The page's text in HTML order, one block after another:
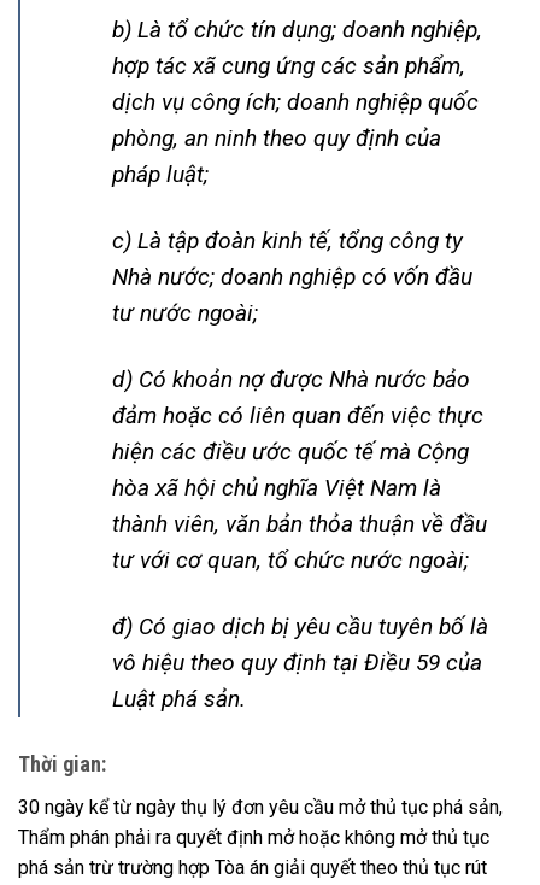
b) Là tổ chức tín dụng; doanh nghiệp,
hợp tác xã cung ứng các sản phẩm,
dịch vụ công ích; doanh nghiệp quốc
phòng, an ninh theo quy định của
pháp luật;
c) Là tập đoàn kinh tế, tổng công ty
Nhà nước; doanh nghiệp có vốn đầu
tư nước ngoài;
d) Có khoản nợ được Nhà nước bảo
đảm hoặc có liên quan đến việc thực
hiện các điều ước quốc tế mà Cộng
hòa xã hội chủ nghĩa Việt Nam là
thành viên, văn bản thỏa thuận về đầu
tư với cơ quan, tổ chức nước ngoài;
đ) Có giao dịch bị yêu cầu tuyên bố là
vô hiệu theo quy định tại Điều 59 của
Luật phá sản.
Thời gian:
30 ngày kể từ ngày thụ lý đơn yêu cầu mở thủ tục phá sản,
Thẩm phán phải ra quyết định mở hoặc không mở thủ tục
phá sản trừ trường hợp Tòa án giải quyết theo thủ tục rút